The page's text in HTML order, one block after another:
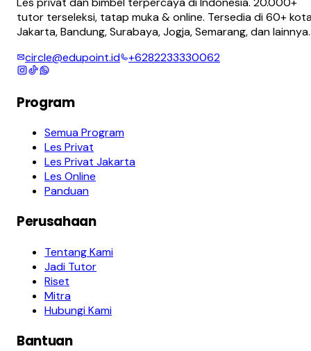
tutor terseleksi, tatap muka & online. Tersedia di 60+
Jakarta, Bandung, Surabaya, Jogja, Semarang, dan lainnya.
circle@edupoint.id +6282233330062
Program
Semua Program
Les Privat
Les Privat Jakarta
Les Online
Panduan
Perusahaan
Tentang Kami
Jadi Tutor
Riset
Mitra
Hubungi Kami
Bantuan